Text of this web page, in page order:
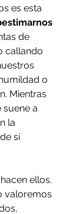
es esta
de
callando
o
Mientras
a
la
sí
ellos.
valoremos